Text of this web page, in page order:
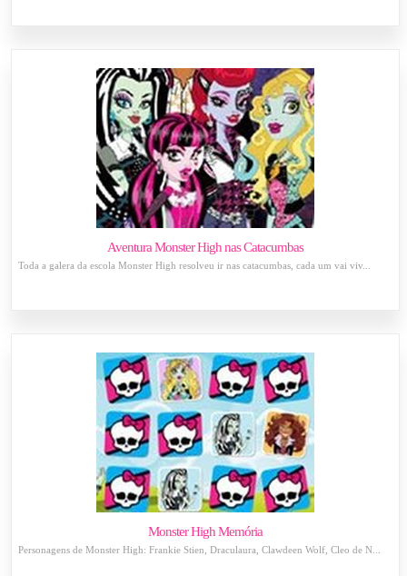
Aventura Monster High nas Catacumbas
Toda a galera da escola Monster High resolveu ir nas catacumbas, cada um vai viv...
Monster High Memória
Personagens de Monster High: Frankie Stien, Draculaura, Clawdeen Wolf, Cleo de N...